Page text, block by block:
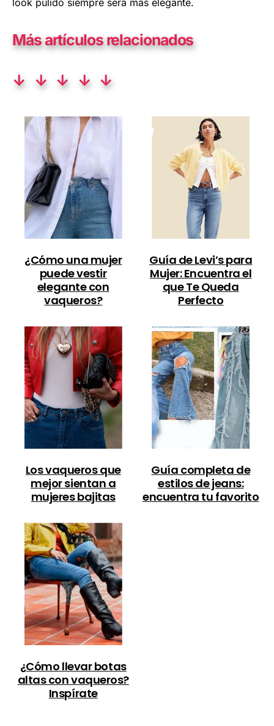
look pulido siempre será más elegante.
Más artículos relacionados
↓ ↓ ↓ ↓ ↓
¿Cómo una mujer
puede vestir
elegante con
vaqueros?
Guía de Levi’s para
Mujer: Encuentra el
que Te Queda
Perfecto
Los vaqueros que
mejor sientan a
mujeres bajitas
Guía completa de
estilos de jeans:
encuentra tu favorito
¿Cómo llevar botas
altas con vaqueros?
Inspírate